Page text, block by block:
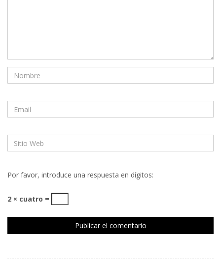
Por favor, introduce una respuesta en dígitos:
2 × cuatro =